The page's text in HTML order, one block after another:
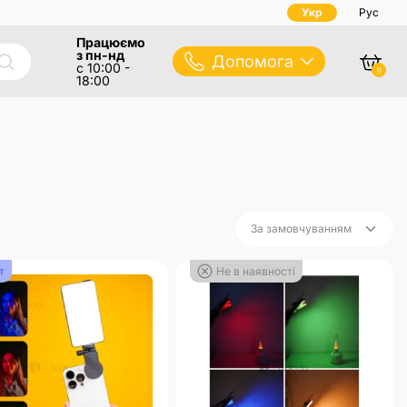
Укр Рус
Працюємо
з пн-нд
с 10:00 -
18:00
Допомога 0
За замовчуванням
За замовчуванням
Назва (А - Я)
Назва (Я - А)
Ціна (низька > висока)
Ціна (висока > низька)
Не в наявності